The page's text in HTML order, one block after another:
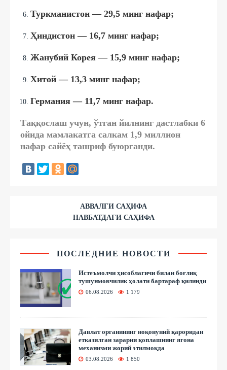
Туркманистон — 29,5 минг нафар;
Ҳиндистон — 16,7 минг нафар;
Жанубий Корея — 15,9 минг нафар;
Хитой — 13,3 минг нафар;
Германия — 11,7 минг нафар.
Таққослаш учун, ўтган йилнинг дастлабки 6
ойида мамлакатга салкам 1,9 миллион
нафар сайёҳ ташриф буюрганди.
АВВАЛГИ САҲИФА
НАВБАТДАГИ САҲИФА
ПОСЛЕДНИЕ НОВОСТИ
Истеъмолчи ҳисоблагичи билан боғлиқ
тушунмовчилик ҳолати бартараф қилинди
06.08.2026 1 179
Давлат органининг ноқонуний қароридан
етказилган зарарни қоплашнинг ягона
механизми жорий этилмоқда
03.08.2026 1 850